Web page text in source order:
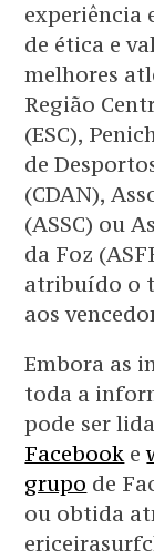
experiência
de ética e
melhores
Região
(ESC),
de
(CDAN),
(ASSC) ou
da Foz
atribuído o
aos
Embora as
toda a
pode ser
Facebook e
grupo de
ou obtida